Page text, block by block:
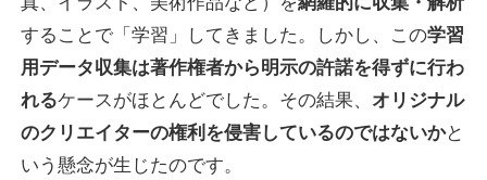
することで「学習」してきました。しかし、この学習
用データ収集は著作権者から明示の許諾を得ずに行わ
れるケースがほとんどでした。その結果、 オリジナル
のクリエイターの権利を侵害しているのではないかと
いう懸念が生じたのです。